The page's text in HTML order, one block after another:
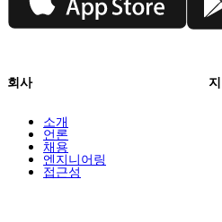
회사
소개
언론
채용
엔지니어링
접근성